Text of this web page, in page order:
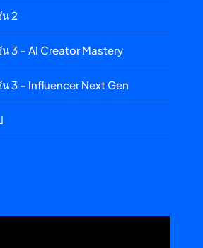
2
3 – AI Creator Mastery
3 – Influencer Next Gen